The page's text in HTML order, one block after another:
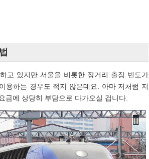
고 있지만 서울을 비롯한 장거리 출장 빈도가
용하는 경우도 적지 않은데요. 아마 저처럼 지
금에 상당히 부담으로 다가오실 겁니다.